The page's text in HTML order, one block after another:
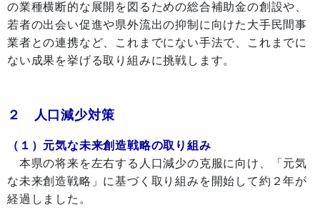
の業種横断的な展開を図るための総合補助金の創設や、
若者の出会い促進や県外流出の抑制に向けた大手民間事
業者との連携など、これまでにない手法で、これまでに
ない成果を挙げる取り組みに挑戦します。
２ 人口減少対策
（１）元気な未来創造戦略の取り組み
本県の将来を左右する人口減少の克服に向け、「元気
な未来創造戦略」に基づく取り組みを開始して約２年が
経過しました。